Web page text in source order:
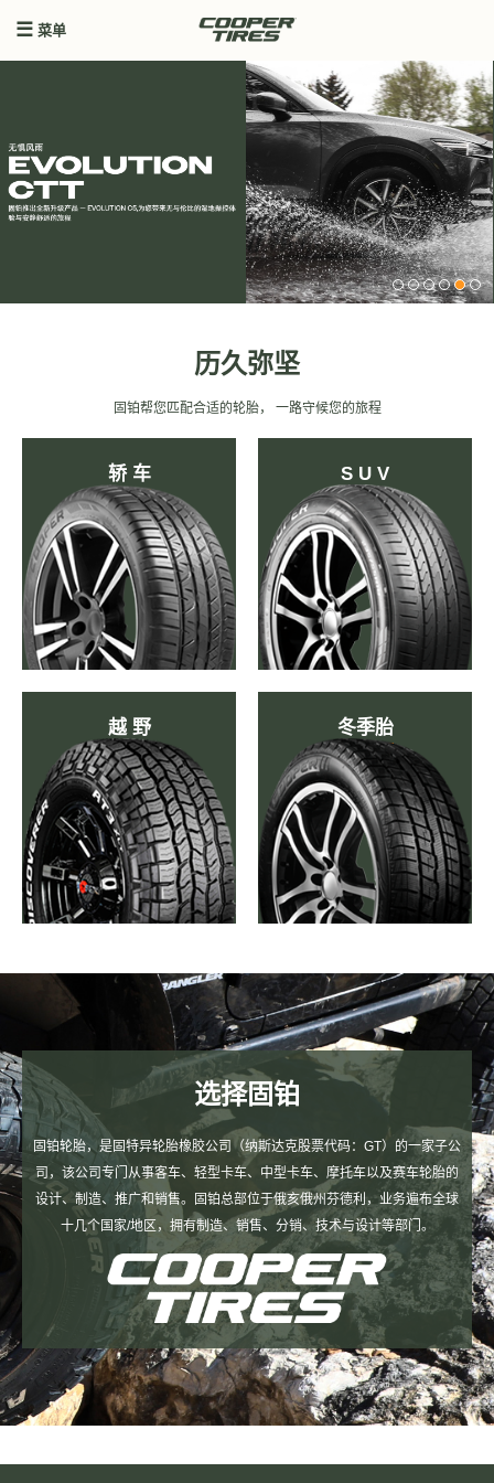
菜单
历久弥坚
固铂帮您匹配合适的轮胎， 一路守候您的旅程
轿 车 S U V
越 野 冬季胎
选择固铂
固铂轮胎，是固特异轮胎橡胶公司（纳斯达克股票代码：GT）的一家子公
司，该公司专门从事客车、轻型卡车、中型卡车、摩托车以及赛车轮胎的
设计、制造、推广和销售。固铂总部位于俄亥俄州芬德利，业务遍布全球
十几个国家/地区，拥有制造、销售、分销、技术与设计等部门。